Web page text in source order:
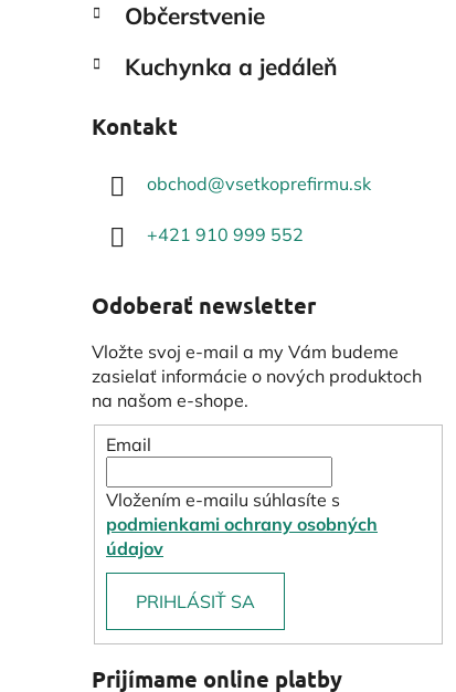
Občerstvenie
Kuchynka a jedáleň
Kontakt
obchod@vsetkoprefirmu.sk
+421 910 999 552
Odoberať newsletter
Vložte svoj e-mail a my Vám budeme
zasielať informácie o nových produktoch
na našom e-shope.
Email
Vložením e-mailu súhlasíte s
podmienkami ochrany osobných
údajov
PRIHLÁSIŤ SA
Prijímame online platby